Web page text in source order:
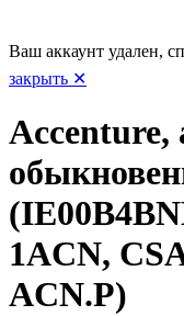
Ваш аккаунт удален,
закрыть ✕
Accenture,
1ACN,
ACN.P)